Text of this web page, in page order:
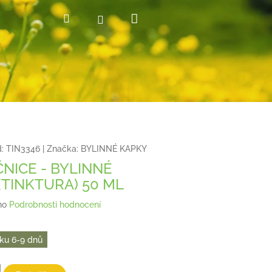
HledatPřihlášení
košík
TIN3346 Značka: BYLINNÉ KAPKY
- BYLINNÉ
50 ML
Podrobnosti hodnocení
6-9 dnů